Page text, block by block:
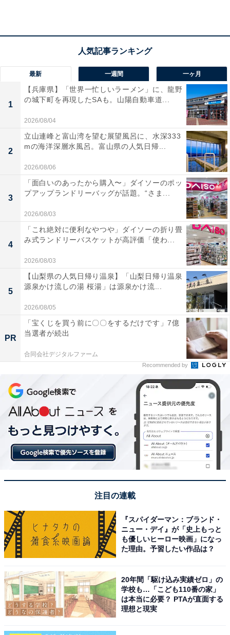
「耕きちの湯」の口コミは？
「耕きちの湯」には以下のような口コミが寄せられてい
ます。
川のせせらぎが聞こえる静かなロケーションで、硫
黄の香りが漂う本格的な温泉を堪能できる。
家族風呂の「姫楽の湯」はひのきの香りが素晴らし
く、貸切でゆっくりとプライベートな時間を過ごせ
内風呂は天井が高く開放感があり、お湯の質が非常
にやわらかくて湯上がり後も肌がしっとりする。
アクセス・料金情報は？ 泊まれる？
最新 一週間 一ヶ月
1
【兵庫県】「世界一忙しいラーメン」に、龍野
の城下町を再現したSAも。山陽自動車道...
2026/08/04
2
立山連峰と富山湾を望む展望風呂に、水深333
mの海洋深層水風呂。富山県の人気日帰...
2026/08/06
3
「面白いのあったから購入〜」ダイソーのポッ
プアップランドリーバッグが話題。“さま...
2026/08/03
4
「これ絶対に便利なやつや」ダイソーの折り畳
み式ランドリーバスケットが高評価「使わ...
2026/08/03
5
【山梨県の人気日帰り温泉】「山梨日帰り温泉
源泉かけ流しの湯 桜湯」は源泉かけ流...
2026/08/05
PR
「宝くじを買う前に〇〇をするだけです」7億
当選者が続出
合同会社デジタルファーム
Recommended by
注目の連載
『スパイダーマン：ブランド・
ニュー・デイ』が「史上もっと
も優しいヒーロー映画」になっ
た理由。予習したい作品は？
20年間「駆け込み実績ゼロ」の
学校も…「こども110番の家」
は本当に必要？ PTAが直面する
理想と現実